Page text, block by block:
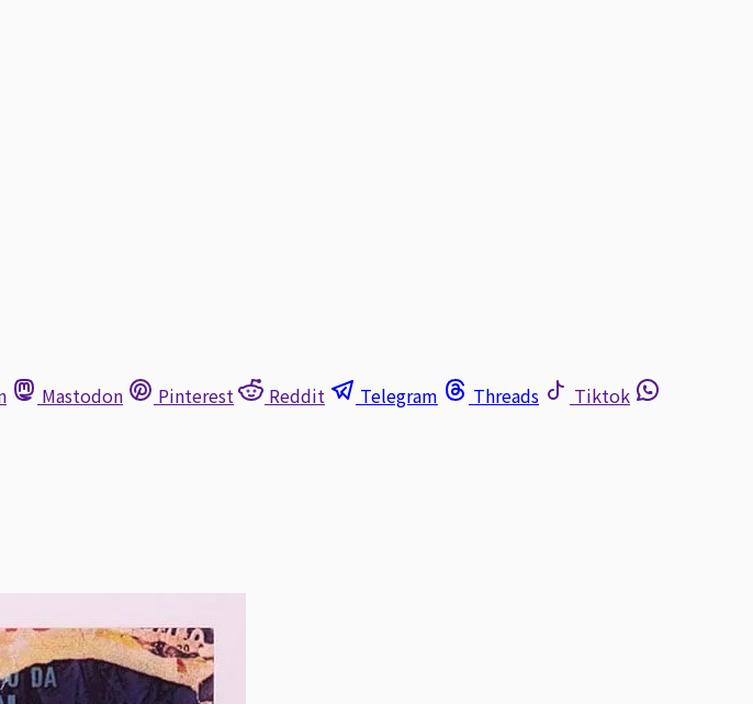
Mastodon Pinterest Reddit Telegram Threads
Tiktok